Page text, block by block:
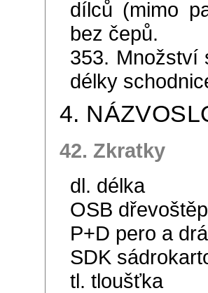
dílců (mimo
bez čepů.
353. Množství
délky
4.
42. Zkratky
dl. délka
OSB
P+D pero a
SDK
tl. tloušťka